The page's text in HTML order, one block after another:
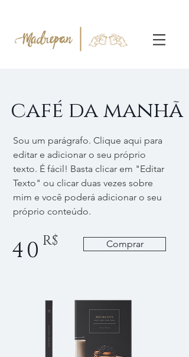
café da manhã
Sou um parágrafo. Clique aqui para
editar e adicionar o seu próprio
texto. É fácil! Basta clicar em "Editar
Texto" ou clicar duas vezes sobre
mim e você poderá adicionar o seu
próprio conteúdo.
R$
40 Comprar